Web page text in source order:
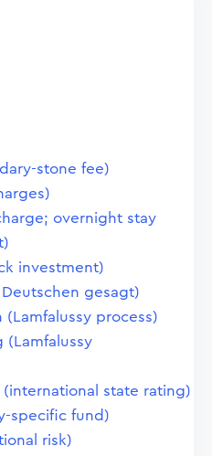
stone fee)
overnight stay
investment)
gesagt)
(Lamfalussy process)
(Lamfalussy
(international state rating)
specific fund)
risk)